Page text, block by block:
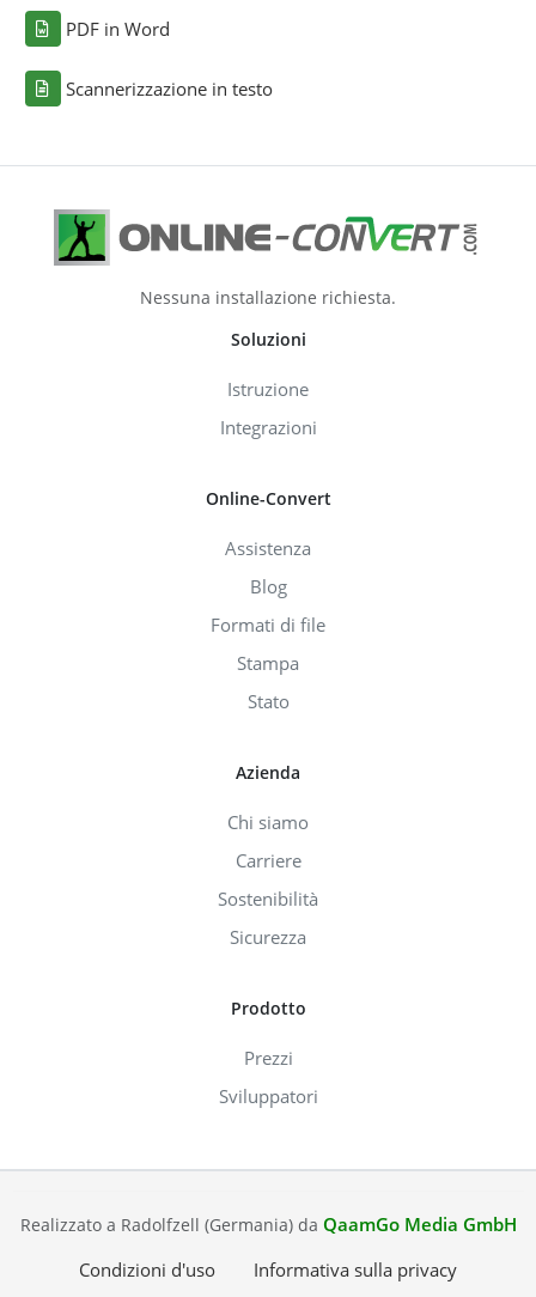
PDF in Word
Scannerizzazione in testo
Nessuna installazione richiesta.
Soluzioni
Istruzione
Integrazioni
Online-Convert
Assistenza
Blog
Formati di file
Stampa
Stato
Azienda
Chi siamo
Carriere
Sostenibilità
Sicurezza
Prodotto
Prezzi
Sviluppatori
Realizzato a Radolfzell (Germania) da QaamGo Media GmbH
Condizioni d'uso
Informativa sulla privacy